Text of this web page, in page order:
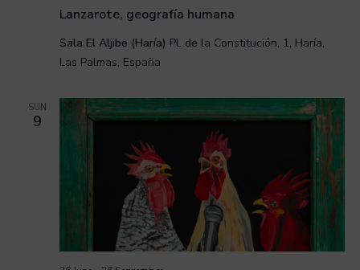
Lanzarote, geografía humana
Sala El Aljibe (Haría) Pl. de la Constitución, 1, Haría,
Las Palmas, España
SUN
9